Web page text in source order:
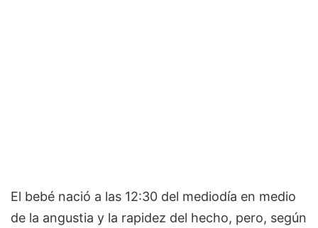
El bebé nació a las 12:30 del mediodía en medio
de la angustia y la rapidez del hecho, pero, según